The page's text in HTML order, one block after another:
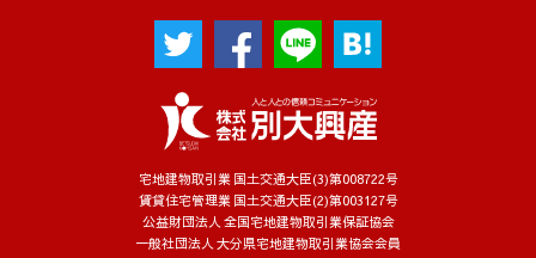
宅地建物取引業 国土交通大臣(3)第008722号
賃貸住宅管理業 国土交通大臣(2)第003127号
公益財団法人 全国宅地建物取引業保証協会
一般社団法人 大分県宅地建物取引業協会会員